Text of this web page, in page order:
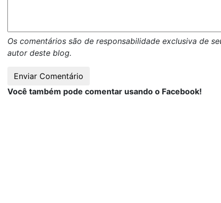
Os comentários são de responsabilidade exclusiva de
autor deste blog.
Você também pode comentar usando o Facebook!